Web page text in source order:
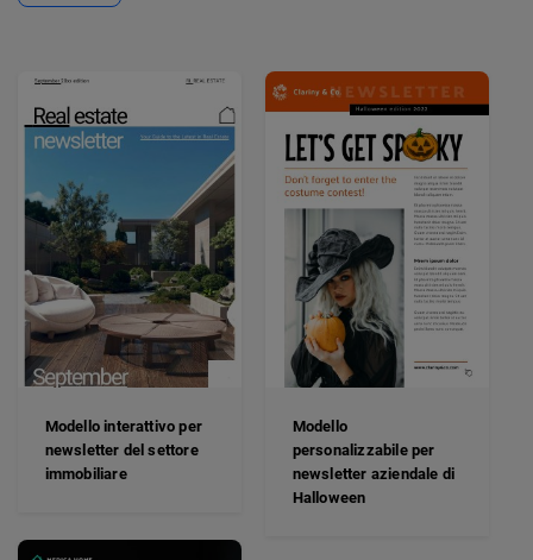
Modello interattivo per
newsletter del settore
immobiliare
Modello
personalizzabile per
newsletter aziendale di
Halloween